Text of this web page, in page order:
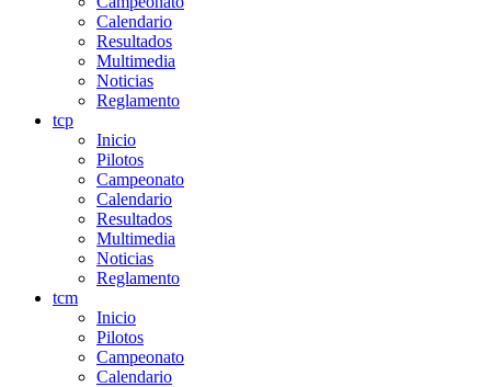
Calendario
Resultados
Multimedia
Noticias
Reglamento
tcp
Inicio
Pilotos
Campeonato
Calendario
Resultados
Multimedia
Noticias
Reglamento
tcm
Inicio
Pilotos
Campeonato
Calendario